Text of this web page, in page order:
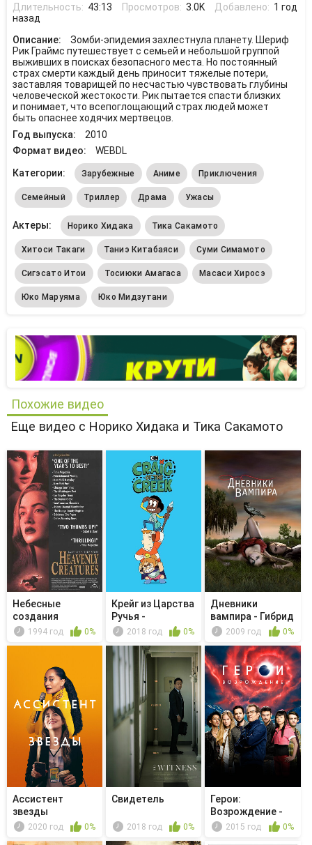
Длительность: 43:13 Просмотров: 3.0K Добавлено: 1 год
назад
Описание:
Зомби-эпидемия захлестнула планету. Шериф
Рик Граймс путешествует с семьей и небольшой группой
выживших в поисках безопасного места. Но постоянный
страх смерти каждый день приносит тяжелые потери,
заставляя товарищей по несчастью чувствовать глубины
человеческой жестокости. Рик пытается спасти близких
и понимает, что всепоглощающий страх людей может
быть опаснее ходячих мертвецов.
Год выпуска:
2010
Формат видео:
WEBDL
Категории:
Зарубежные Аниме Приключения
Семейный Триллер Драма Ужасы
Актеры: Норико Хидака Тика Сакамото
Хитоси Такаги Таниэ Китабаяси Суми Симамото
Сигэсато Итои Тосиюки Амагаса Масаси Хиросэ
Юко Маруяма Юко Мидзутани
Похожие видео
Еще видео с Норико Хидака и Тика Сакамото
Небесные
создания
1994 год 0%
Крейг из Царства
Ручья -
Блестящее ре...
2018 год 0%
Дневники
вампира - Гибрид
2009 год 0%
Ассистент
звезды
2020 год 0%
Свидетель
2018 год 0%
Герои:
Возрождение -
Одесса
2015 год 0%